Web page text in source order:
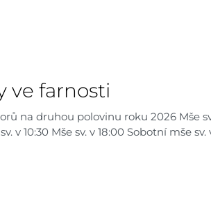
ve farnosti
na druhou polovinu roku 2026 Mše
v 10:30 Mše sv. v 18:00 Sobotní mše